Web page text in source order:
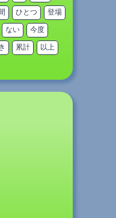
ひとつ 登場
ない 今度
累計 以上